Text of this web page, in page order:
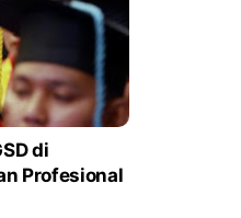
di
Profesional